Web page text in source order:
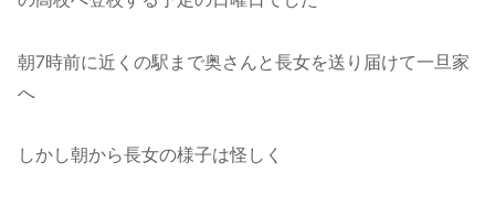
朝7時前に近くの駅まで奥さんと長女を送り届けて一旦家
へ
しかし朝から長女の様子は怪しく